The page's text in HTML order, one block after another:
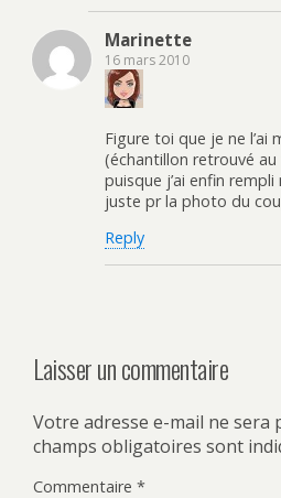
Marinette
16 mars 2010
Figure toi que je ne l’ai
(échantillon retrouvé au
puisque j’ai enfin
juste pr la photo du
Reply
Laisser un commentaire
Votre adresse e-mail ne sera
champs obligatoires sont
Commentaire *